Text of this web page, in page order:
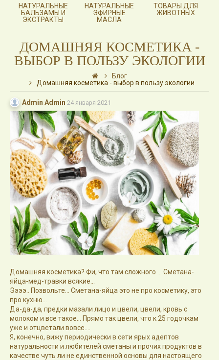
НАТУРАЛЬНЫЕ
БАЛЬЗАМЫ И
ЭКСТРАКТЫ
НАТУРАЛЬНЫЕ
ЭФИРНЫЕ
МАСЛА
ТОВАРЫ ДЛЯ
ЖИВОТНЫХ
ДОМАШНЯЯ КОСМЕТИКА -
ВЫБОР В ПОЛЬЗУ ЭКОЛОГИИ
Блог
Домашняя косметика - выбор в пользу экологии
Admin Admin 24 января 2021
Домашняя косметика? Фи, что там сложного ... Сметана-
яйца-мед-травки всякие...
Ээээ.. Позвольте... Сметана-яйца это не про косметику, это
про кухню...
Да-да-да, предки мазали лицо и цвели, цвели, кровь с
молоком и все такое... Прямо так цвели, что к 25 годочкам
уже и отцветали вовсе....
Я, конечно, вижу периодически в сети ярых адептов
натуральности и любителей сметаны и прочих продуктов в
качестве чуть ли не единственной основы для настоящего